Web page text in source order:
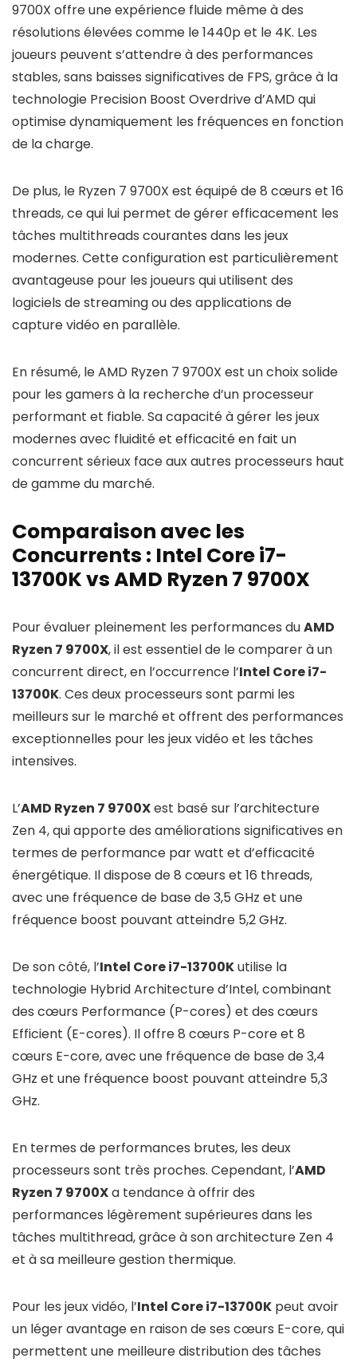
9700X offre une expérience fluide même à des
résolutions élevées comme le 1440p et le 4K. Les
joueurs peuvent s’attendre à des performances
stables, sans baisses significatives de FPS, grâce à la
technologie Precision Boost Overdrive d’AMD qui
optimise dynamiquement les fréquences en fonction
de la charge.
De plus, le Ryzen 7 9700X est équipé de 8 cœurs et 16
threads, ce qui lui permet de gérer efficacement les
tâches multithreads courantes dans les jeux
modernes. Cette configuration est particulièrement
avantageuse pour les joueurs qui utilisent des
logiciels de streaming ou des applications de
capture vidéo en parallèle.
En résumé, le AMD Ryzen 7 9700X est un choix solide
pour les gamers à la recherche d’un processeur
performant et fiable. Sa capacité à gérer les jeux
modernes avec fluidité et efficacité en fait un
concurrent sérieux face aux autres processeurs haut
de gamme du marché.
Comparaison avec les
Concurrents : Intel Core i7-
13700K vs AMD Ryzen 7 9700X
Pour évaluer pleinement les performances duAMD
Ryzen 7 9700X, il est essentiel de le comparer à un
concurrent direct, en l’occurrence l’Intel Core i7-
13700K. Ces deux processeurs sont parmi les
meilleurs sur le marché et offrent des performances
exceptionnelles pour les jeux vidéo et les tâches
intensives.
L’AMD Ryzen 7 9700Xest basé sur l’architecture
Zen 4, qui apporte des améliorations significatives en
termes de performance par watt et d’efficacité
énergétique. Il dispose de 8 cœurs et 16 threads,
avec une fréquence de base de 3,5 GHz et une
fréquence boost pouvant atteindre 5,2 GHz.
De son côté, l’Intel Core i7-13700Kutilise la
technologie Hybrid Architecture d’Intel, combinant
des cœurs Performance (P-cores) et des cœurs
Efficient (E-cores). Il offre 8 cœurs P-core et 8
cœurs E-core, avec une fréquence de base de 3,4
GHz et une fréquence boost pouvant atteindre 5,3
GHz.
En termes de performances brutes, les deux
processeurs sont très proches. Cependant, l’AMD
Ryzen 7 9700Xa tendance à offrir des
performances légèrement supérieures dans les
tâches multithread, grâce à son architecture Zen 4
et à sa meilleure gestion thermique.
Pour les jeux vidéo, l’Intel Core i7-13700K peut avoir
un léger avantage en raison de ses cœurs E-core, qui
permettent une meilleure distribution des tâches